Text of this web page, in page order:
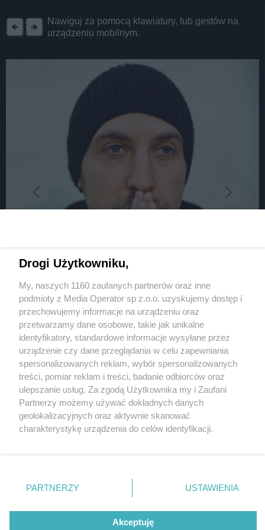
Nawiguj za pomocą klawiatury, lub gestów na
urządzeniu mobilnym.
fot: Wojciech Klimala / Facebook
Te osoby zna cały kraj. Wszystkie z nich łączy...
miasto Tychy!
Wojciech Klimala
Reżyser i scenarzysta. Jest autorem filmów
Wydawca mediów lokalnych
Nie zapomnij
zapoznać się z:
polityką prywatności regulamin korzystania z portali
Twojemiasto
Piekary Śląskie
Chorzów
Tarnowskie Góry
Gliwice
Skontakuj sięz nami
Kontakt
Wydawca
Redakcja
Drogi Użytkowniku,
My, naszych 1160 zaufanych partnerów oraz inne
podmioty z Media Operator sp z.o.o. uzyskujemy dostęp i
przechowujemy informacje na urządzeniu oraz
przetwarzamy dane osobowe, takie jak unikalne
identyfikatory, standardowe informacje wysyłane przez
urządzenie czy dane przeglądania w celu zapewniania
spersonalizowanych reklam, wybór spersonalizowanych
treści, pomiar reklam i treści, badanie odbiorców oraz
ulepszanie usług. Za zgodą Użytkownika my i Zaufani
Partnerzy możemy używać dokładnych danych
geolokalizacyjnych oraz aktywnie skanować
charakterystykę urządzenia do celów identyfikacji.
zmienić/wycofać klikając przycisk ustawień prywatności
znajdujący się w lewym dolnym rogu strony
rodzaje przetwarzania danych nie wymagają zgody
użytkownika, ale masz prawo sprzeciwić się takiemu
PARTNERZY USTAWIENIA
Akceptuję